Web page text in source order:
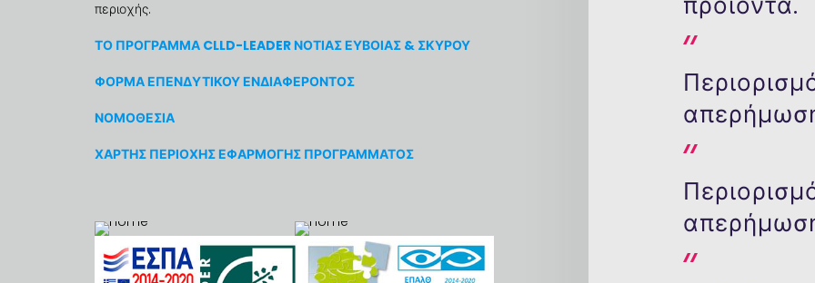
περιοχής.
ΤΟ ΠΡΟΓΡΑΜΜΑ CLLD-LEADER ΝΟΤΙΑΣ ΕΥΒΟΙΑΣ & ΣΚΥΡΟΥ
ΦΟΡΜΑ ΕΠΕΝΔΥΤΙΚΟΥ ΕΝΔΙΑΦΕΡΟΝΤΟΣ
ΝΟΜΟΘΕΣΙΑ
ΧΑΡΤΗΣ ΠΕΡΙΟΧΗΣ ΕΦΑΡΜΟΓΗΣ ΠΡΟΓΡΑΜΜΑΤΟΣ